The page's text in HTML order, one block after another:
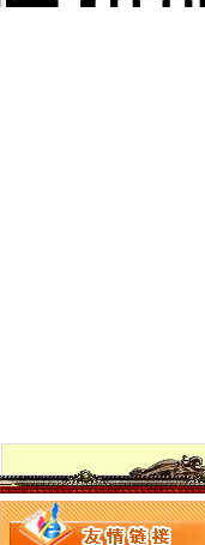
【58同城】重庆渝北空港
重庆慢牛专业免费注册公
泉州市嘉隆招标代理有限
泉州市嘉隆招标代理有限
上杭县厂家_上杭县厂家/
【东莞公司注册|东莞代办
重庆渝中大坪会计实操培
林区地税局深入日镇大坪
【工商网上报税系统】_重
代理重庆全市营业执照、
渝中区文化播公司转让-重
重庆大坪有哪些会计培训